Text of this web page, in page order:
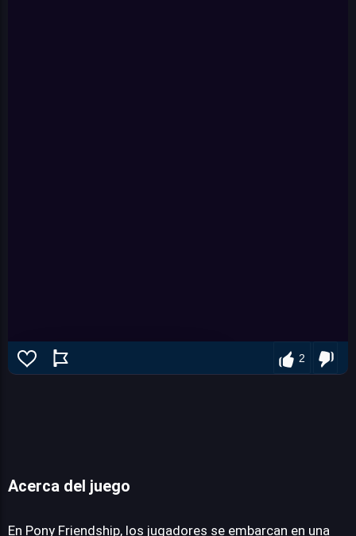
2
Acerca del juego
En Pony Friendship, los jugadores se embarcan en una